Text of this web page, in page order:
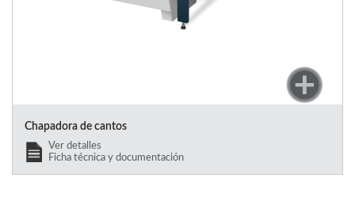
Chapadora de cantos
Ver detalles
Ficha técnica y documentación